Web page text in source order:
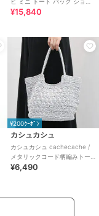
ダーベルト付
¥15,840
¥200ｸｰﾎﾟﾝ
カシュカシュ
カシュカシュ cachecache /
メタリックコード柄編みトー
トバッグ
¥6,490